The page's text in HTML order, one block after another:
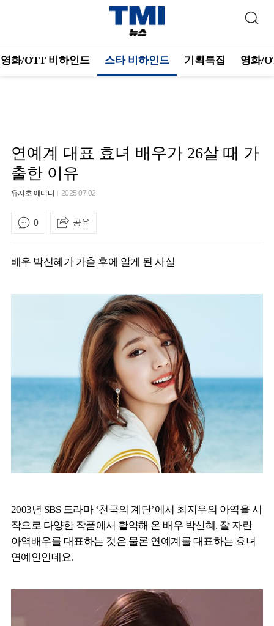
영화/OTT 비하인드 스타 비하인드 기획특집 영화/
연예계 대표 효녀 배우가 26살 때 가
출한 이유
유지호 에디터 2025.07.02
0 공유
배우 박신혜가 가출 후에 알게 된 사실
2003년 SBS 드라마 ‘천국의 계단’에서 최지우의 아역을 시
작으로 다양한 작품에서 활약해 온 배우 박신혜. 잘 자란
아역배우를 대표하는 것은 물론 연예계를 대표하는 효녀
연예인인데요.